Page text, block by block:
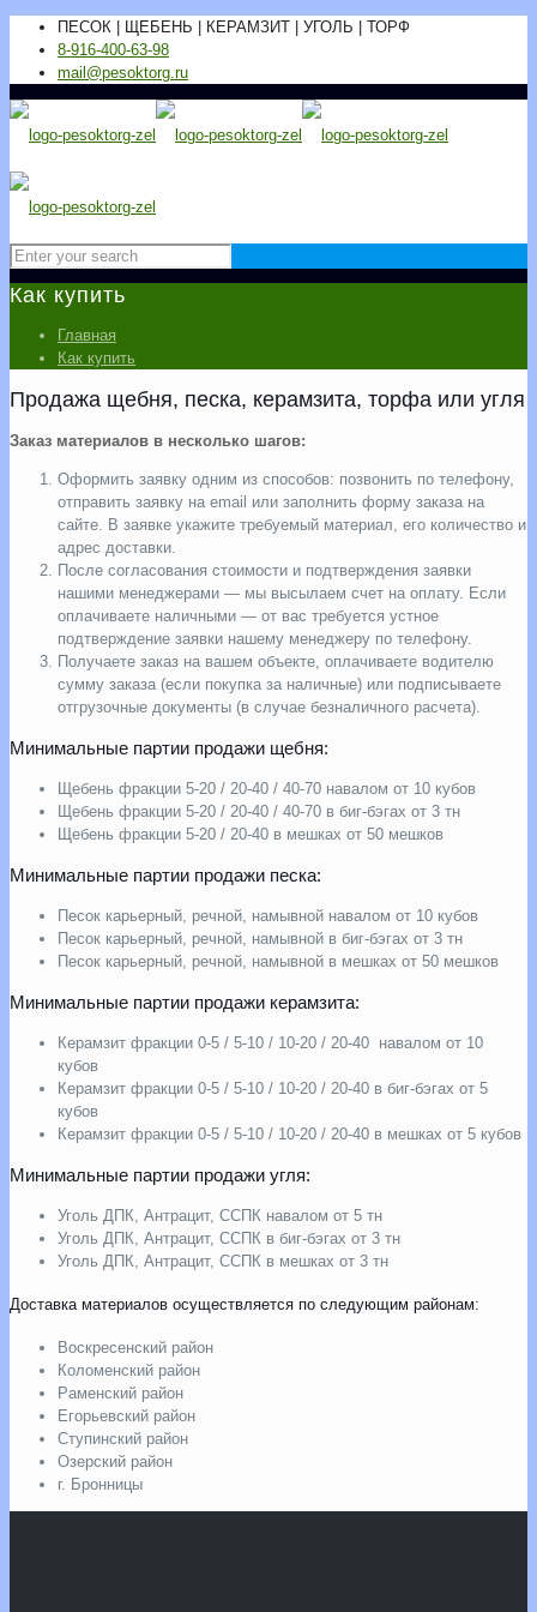
ПЕСОК | ЩЕБЕНЬ | КЕРАМЗИТ | УГОЛЬ | ТОРФ
8-916-400-63-98
mail@pesoktorg.ru
Как купить
Главная
Как купить
Продажа щебня, песка, керамзита, торфа или угля
Заказ материалов в несколько шагов:
Оформить заявку одним из способов: позвонить по телефону,
отправить заявку на email или заполнить форму заказа на
сайте. В заявке укажите требуемый материал, его количество и
адрес доставки.
После согласования стоимости и подтверждения заявки
нашими менеджерами — мы высылаем счет на оплату. Если
оплачиваете наличными — от вас требуется устное
подтверждение заявки нашему менеджеру по телефону.
Получаете заказ на вашем объекте, оплачиваете водителю
сумму заказа (если покупка за наличные) или подписываете
отгрузочные документы (в случае безналичного расчета).
Минимальные партии продажи щебня:
Щебень фракции 5-20 / 20-40 / 40-70 навалом от 10 кубов
Щебень фракции 5-20 / 20-40 / 40-70 в биг-бэгах от 3 тн
Щебень фракции 5-20 / 20-40 в мешках от 50 мешков
Минимальные партии продажи песка:
Песок карьерный, речной, намывной навалом от 10 кубов
Песок карьерный, речной, намывной в биг-бэгах от 3 тн
Песок карьерный, речной, намывной в мешках от 50 мешков
Минимальные партии продажи керамзита:
Керамзит фракции 0-5 / 5-10 / 10-20 / 20-40 навалом от 10
кубов
Керамзит фракции 0-5 / 5-10 / 10-20 / 20-40 в биг-бэгах от 5
кубов
Керамзит фракции 0-5 / 5-10 / 10-20 / 20-40 в мешках от 5 кубов
Минимальные партии продажи угля:
Уголь ДПК, Антрацит, ССПК навалом от 5 тн
Уголь ДПК, Антрацит, ССПК в биг-бэгах от 3 тн
Уголь ДПК, Антрацит, ССПК в мешках от 3 тн
Доставка материалов осуществляется по следующим районам:
Воскресенский район
Коломенский район
Раменский район
Егорьевский район
Ступинский район
Озерский район
г. Бронницы